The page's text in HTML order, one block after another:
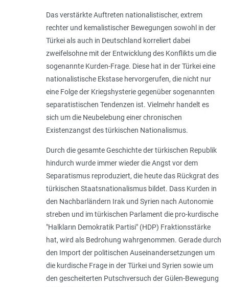
Das verstärkte Auftreten nationalistischer, extrem
rechter und kemalistischer Bewegungen sowohl in der
Türkei als auch in Deutschland korreliert dabei
zweifelsohne mit der Entwicklung des Konflikts um die
sogenannte Kurden-Frage. Diese hat in der Türkei eine
nationalistische Ekstase hervorgerufen, die nicht nur
eine Folge der Kriegshysterie gegenüber sogenannten
separatistischen Tendenzen ist. Vielmehr handelt es
sich um die Neubelebung einer chronischen
Existenzangst des türkischen Nationalismus.
Durch die gesamte Geschichte der türkischen Republik
hindurch wurde immer wieder die Angst vor dem
Separatismus reproduziert, die heute das Rückgrat des
türkischen Staatsnationalismus bildet. Dass Kurden in
den Nachbarländern Irak und Syrien nach Autonomie
streben und im türkischen Parlament die pro-kurdische
"Halkların Demokratik Partisi" (HDP) Fraktionsstärke
hat, wird als Bedrohung wahrgenommen. Gerade durch
den Import der politischen Auseinandersetzungen um
die kurdische Frage in der Türkei und Syrien sowie um
den gescheiterten Putschversuch der Gülen-Bewegung